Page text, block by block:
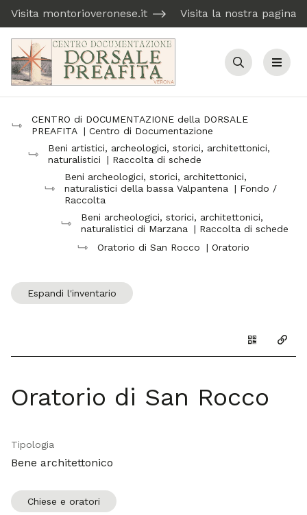
Visita montorioveronese.it Visita la nostra pagina
Cerca Menu
CENTRO di DOCUMENTAZIONE della DORSALE
PREAFITA | Centro di Documentazione
Beni artistici, archeologici, storici, architettonici,
naturalistici
| Raccolta di schede
Beni archeologici, storici, architettonici,
naturalistici della bassa Valpantena | Fondo /
Raccolta
Beni archeologici, storici, architettonici,
naturalistici di Marzana | Raccolta di schede
Oratorio di San Rocco
| Oratorio
Espandi l'inventario
Genera il
Oratorio di San Rocco
Tipologia
Bene architettonico
Chiese e oratori